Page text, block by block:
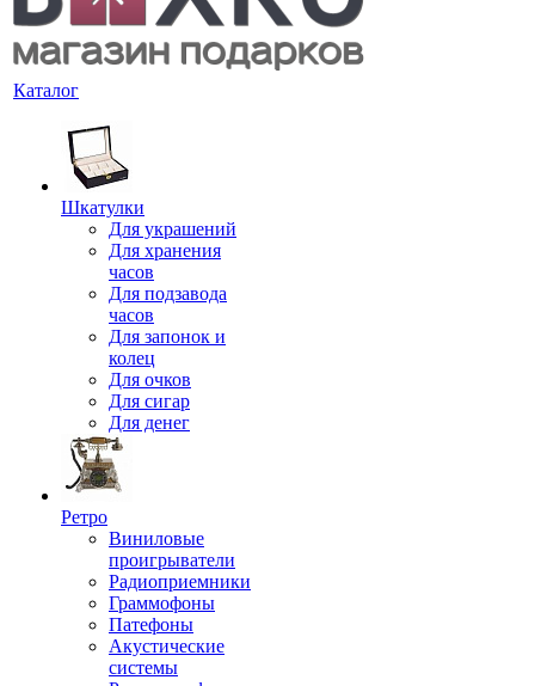
Каталог
Шкатулки
Для украшений
Для хранения
часов
Для подзавода
часов
Для запонок и
колец
Для очков
Для сигар
Для денег
Ретро
Виниловые
проигрыватели
Радиоприемники
Граммофоны
Патефоны
Акустические
системы